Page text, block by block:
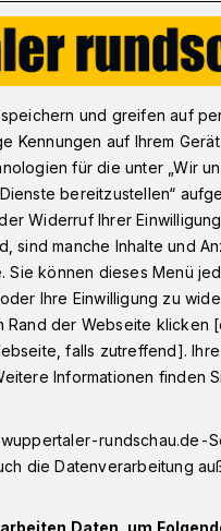
wert
den Wuppertaler
2018 für den
für Borussia
dem Programm.
und greifen auf
Kennungen auf Ihrem
für die unter „Wir
bereitzustellen“
Widerruf Ihrer
sind manche Inhalte und
Sie können dieses Menü
Ihre Einwilligung zu
Rand der Webseite klicken
falls zutreffend].
Informationen finden
rundschau.de-
die Datenverarbeitung
Daten, um